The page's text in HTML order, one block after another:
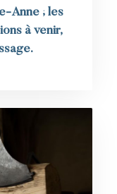
Anne ; les
à venir,